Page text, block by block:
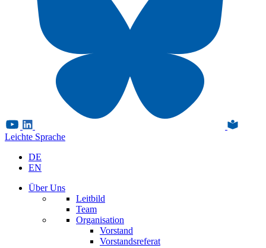
Leichte Sprache
DE
EN
Über Uns
Leitbild
Team
Organisation
Vorstand
Vorstandsreferat